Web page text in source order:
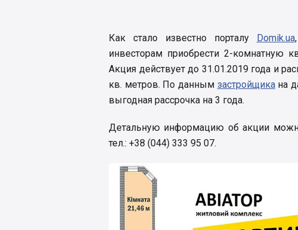
Как стало известно порталу Domik.ua
инвесторам приобрести 2-комнатную
Акция действует до 31.01.2019 года и
кв. метров. По данным застройщикана
выгодная рассрочка на 3 года.
Детальную информацию об акции
тел.: +38 (044) 333 95 07.